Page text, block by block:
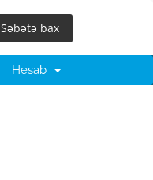
Səbətə bax
Hesab